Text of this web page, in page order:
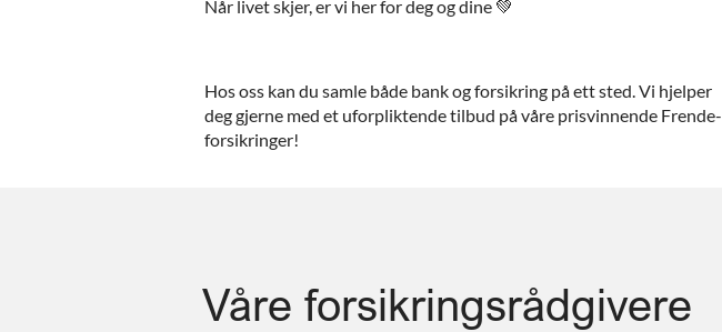
Når livet skjer, er vi her for deg og dine 💚
Hos oss kan du samle både bank og forsikring på ett sted. Vi hjelper
deg gjerne med et uforpliktende tilbud på våre prisvinnende Frende-
forsikringer!
Våre forsikringsrådgivere